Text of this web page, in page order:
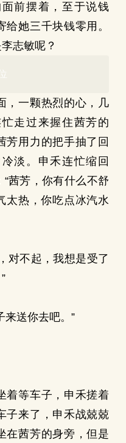
前摆着，至于说钱
她三千块钱零用。
志敏呢？
一颗热烈的心，几
走过来握住茜芳的
芳用力的把手抽了回
淡。申禾连忙缩回
茜芳，你有什么不舒
热，你吃点冰汽水
不起，我想是受了
送你去吧。”
等车子，申禾搓着
子来了，申禾战兢兢
在茜芳的身旁，但是